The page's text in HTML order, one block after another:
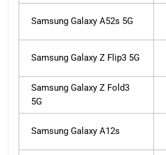
Samsung Galaxy A52s 5G
Samsung Galaxy Z Flip3 5G
Samsung Galaxy Z Fold3
5G
Samsung Galaxy A12s